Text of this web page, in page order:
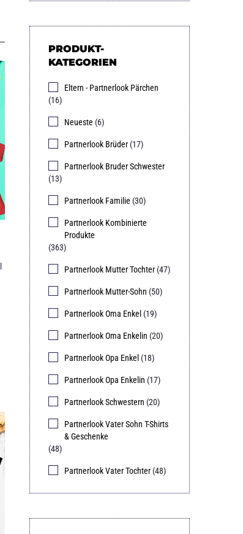
PRODUKT-
KATEGORIEN
Eltern - Partnerlook Pärchen
(16)
Neueste (6)
Partnerlook Brüder (17)
Partnerlook Bruder Schwester
(13)
Partnerlook Familie (30)
Partnerlook Kombinierte
Produkte
(363)
Partnerlook Mutter Tochter (47)
Partnerlook Mutter-Sohn (50)
Partnerlook Oma Enkel (19)
Partnerlook Oma Enkelin (20)
Partnerlook Opa Enkel (18)
Partnerlook Opa Enkelin (17)
Partnerlook Schwestern (20)
Partnerlook Vater Sohn T-Shirts
& Geschenke
(48)
Partnerlook Vater Tochter (48)